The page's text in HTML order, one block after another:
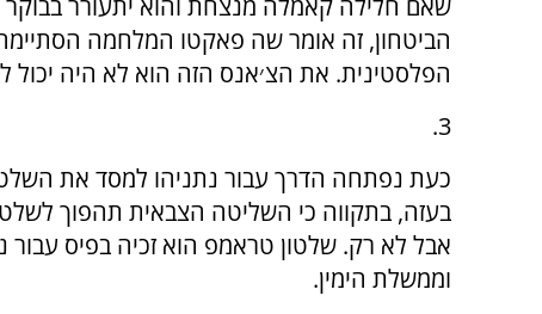
שאם חלילה קאמלה מנצחת והוא יתעורר בבוקר
הביטחון, זה אומר שה פאקטו המלחמה הסתיימה
הפלסטינית. את הצ׳אנס הזה הוא לא היה יכול
3.
כעת נפתחה הדרך עבור נתניהו למסד את
בעזה, בתקווה כי השליטה הצבאית תהפוך
אבל לא רק. שלטון טראמפ הוא זכיה בפיס עבור
וממשלת הימין.